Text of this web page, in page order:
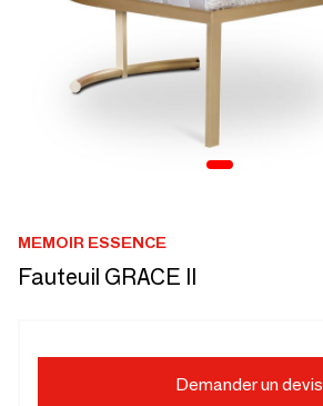
MEMOIR ESSENCE
Fauteuil GRACE II
Demander un devis